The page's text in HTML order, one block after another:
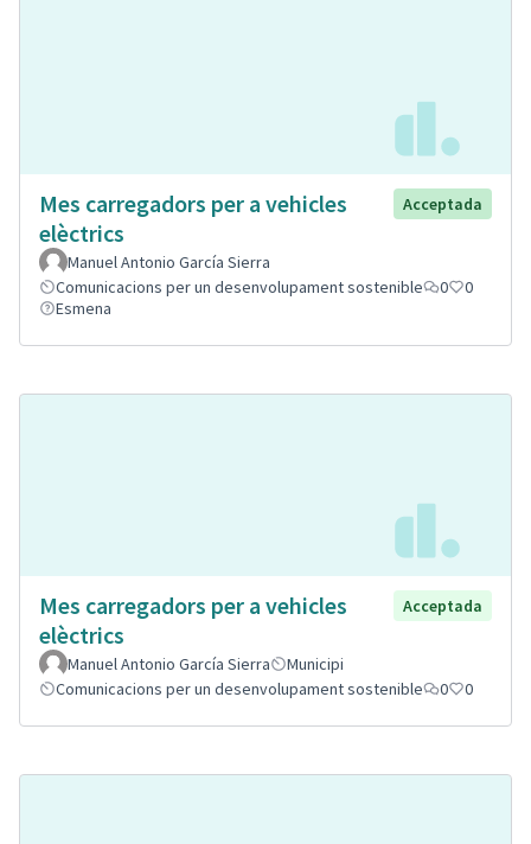
Mes carregadors per a vehicles
elèctrics
Acceptada
Manuel Antonio García Sierra
Comunicacions per un desenvolupament sostenible
0
0
Esmena
Mes carregadors per a vehicles
elèctrics
Acceptada
Manuel Antonio García Sierra
Municipi
Comunicacions per un desenvolupament sostenible
0 0